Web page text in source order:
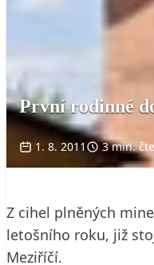
První rodinné
1. 8. 2011 3 min.
Z cihel plněných
letošního roku, již
Meziříčí.